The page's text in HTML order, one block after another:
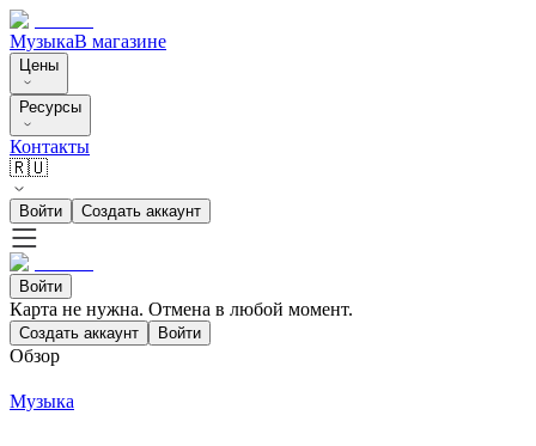
МузыкаВ магазине
Цены
Ресурсы
Контакты
🇷🇺
Войти Создать аккаунт
Войти
Карта не нужна. Отмена в любой момент.
Создать аккаунт Войти
Обзор
Музыка